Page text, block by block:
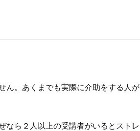
ん。あくまでも実際に介助をする人が
なら２人以上の受講者がいるとストレ